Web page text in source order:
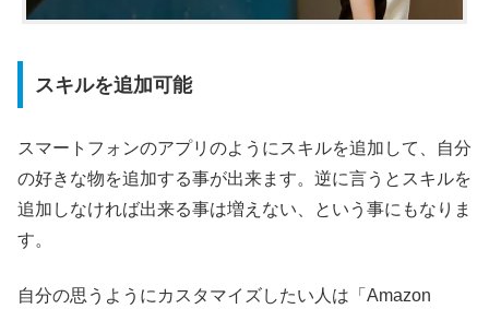
スキルを追加可能
スマートフォンのアプリのようにスキルを追加して、自分
の好きな物を追加する事が出来ます。逆に言うとスキルを
追加しなければ出来る事は増えない、という事にもなりま
す。
自分の思うようにカスタマイズしたい人は「Amazon